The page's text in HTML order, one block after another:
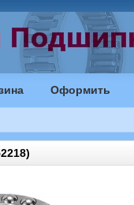
Оформить